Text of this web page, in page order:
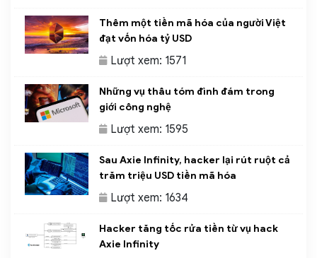
Thêm một tiền mã hóa của người Việt
đạt vốn hóa tỷ USD
Lượt xem: 1571
Những vụ thâu tóm đình đám trong
giới công nghệ
Lượt xem: 1595
Sau Axie Infinity, hacker lại rút ruột cả
trăm triệu USD tiền mã hóa
Lượt xem: 1634
Hacker tăng tốc rửa tiền từ vụ hack
Axie Infinity